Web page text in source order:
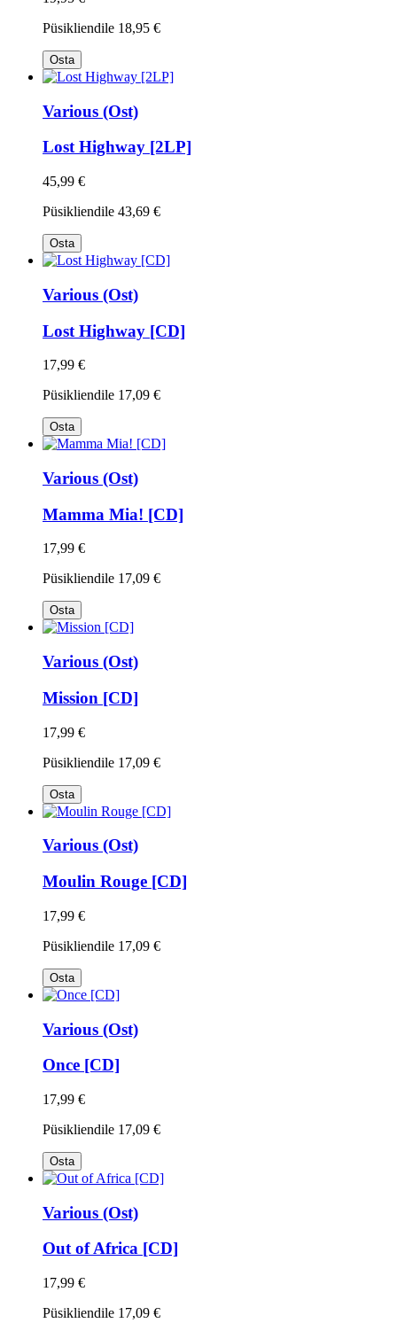
Püsikliendile 18,95 €
Osta
Various (Ost)
Lost Highway [2LP]
45,99 €
Püsikliendile 43,69 €
Osta
Various (Ost)
Lost Highway [CD]
17,99 €
Püsikliendile 17,09 €
Osta
Various (Ost)
Mamma Mia! [CD]
17,99 €
Püsikliendile 17,09 €
Osta
Various (Ost)
Mission [CD]
17,99 €
Püsikliendile 17,09 €
Osta
Various (Ost)
Moulin Rouge [CD]
17,99 €
Püsikliendile 17,09 €
Osta
Various (Ost)
Once [CD]
17,99 €
Püsikliendile 17,09 €
Osta
Various (Ost)
Out of Africa [CD]
17,99 €
Püsikliendile 17,09 €